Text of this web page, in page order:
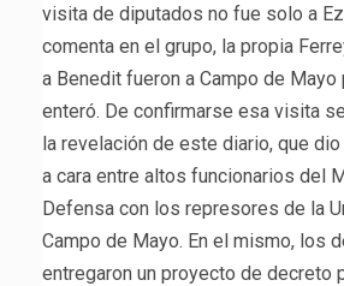
visita de diputados no fue solo a
comenta en el grupo, la propia
a Benedit fueron a Campo de
enteró. De confirmarse esa visita
la revelación de este diario, que dio
a cara entre altos funcionarios del
Defensa con los represores de la
Campo de Mayo. En el mismo, los
entregaron un proyecto de decreto